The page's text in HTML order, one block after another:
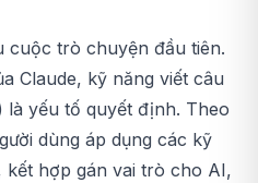
cuộc trò chuyện đầu tiên.
Claude, kỹ năng viết câu
là yếu tố quyết định. Theo
dùng áp dụng các kỹ
hợp gán vai trò cho AI,